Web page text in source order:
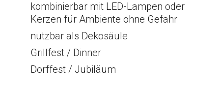
kombinierbar mit LED-Lampen oder
Kerzen für Ambiente ohne Gefahr
nutzbar als Dekosäule
Grillfest / Dinner
Dorffest / Jubiläum